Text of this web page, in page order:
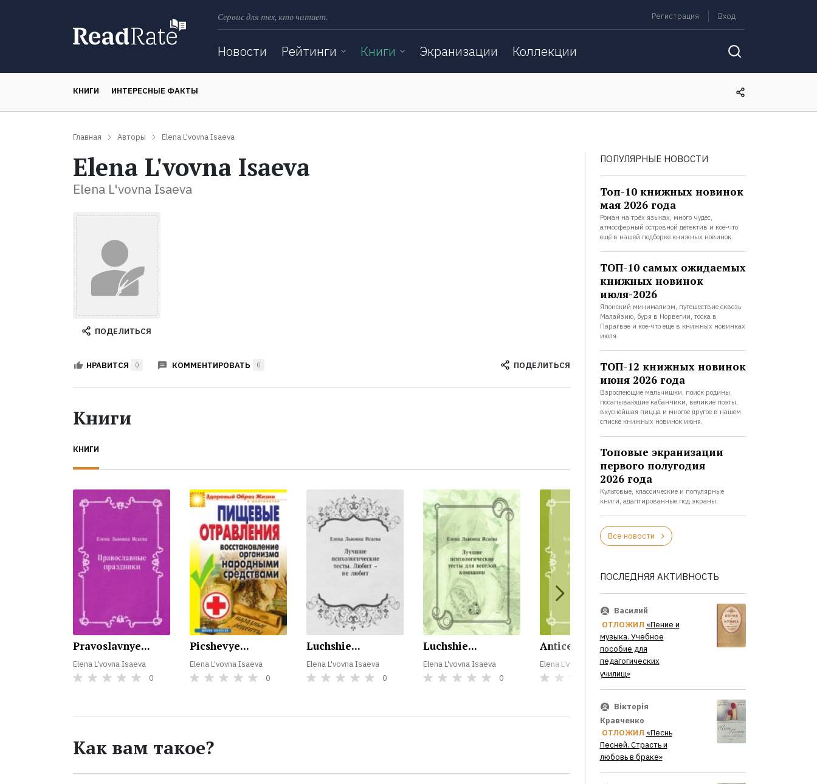
Сервис для тех, кто читает. Регистрация Вход
Новости Рейтинги Книги Экранизации Коллекции
КНИГИ ИНТЕРЕСНЫЕ ФАКТЫ
Главная Авторы Elena L'vovna Isaeva
Elena L'vovna Isaeva
Elena L'vovna Isaeva
ПОДЕЛИТЬСЯ
НРАВИТСЯ 0 КОММЕНТИРОВАТЬ 0 ПОДЕЛИТЬСЯ
Книги
КНИГИ
Pravoslavnye...
Elena L'vovna Isaeva
0
Picshevye...
Elena L'vovna Isaeva
0
Luchshie...
Elena L'vovna Isaeva
0
Luchshie...
Elena L'vovna Isaeva
0
Anticellyulitnaya...
Elena L'vovna Isaeva
0
Lekarstvo ot
skorbi i...
0
Как вам такое?
ПОПУЛЯРНЫЕ НОВОСТИ
Топ-10 книжных новинок
мая 2026 года
Роман на трёх языках, много чудес,
атмосферный островной детектив и кое-что
ещё в нашей подборке книжных новинок.
ТОП-10 самых ожидаемых
книжных новинок
июля-2026
Японский минимализм, путешествие сквозь
Малайзию, буря в Норвегии, тоска в
Парагвае и кое-что ещё в книжных новинках
июля.
ТОП-12 книжных новинок
июня 2026 года
Взрослеющие мальчишки, поиск родины,
посапывающие кабанчики, великие поэты,
вкуснейшая пицца и многое другое в нашем
списке книжных новинок июня.
Топовые экранизации
первого полугодия
2026 года
Культовые, классические и популярные
книги, адаптированные под экраны.
Все новости
ПОСЛЕДНЯЯ АКТИВНОСТЬ
Василий
ОТЛОЖИЛ «Пение и
музыка. Учебное
пособие для
педагогических
училищ»
Вікторія
Кравченко
ОТЛОЖИЛ «Песнь
Песней. Страсть и
любовь в браке»